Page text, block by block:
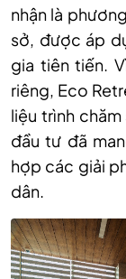
nhận là
sở, được áp
gia tiên tiến.
riêng, Eco
liệu trình
đầu tư đã
hợp các giải
dân.